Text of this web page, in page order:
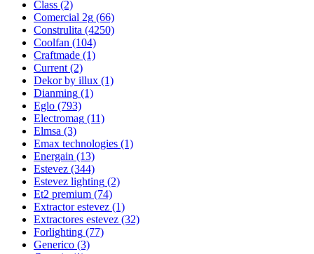
Class (2)
Comercial 2g (66)
Construlita (4250)
Coolfan (104)
Craftmade (1)
Current (2)
Dekor by illux (1)
Dianming (1)
Eglo (793)
Electromag (11)
Elmsa (3)
Emax technologies (1)
Energain (13)
Estevez (344)
Estevez lighting (2)
Et2 premium (74)
Extractor estevez (1)
Extractores estevez (32)
Forlighting (77)
Generico (3)